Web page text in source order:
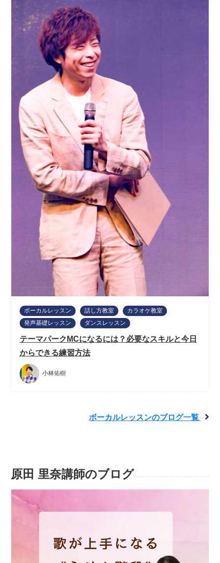
ボーカルレッスン 話し方教室
カラオケ教室
発声基礎レッスン
ダンスレッスン
テーマパークMCになるには？必要なスキルと今日
からできる練習方法
小林佑樹
ボーカルレッスンのブログ一覧
原田 里奈講師のブログ